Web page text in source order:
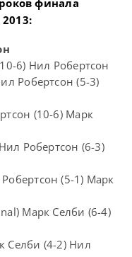
6) Нил Робертсон
Робертсон (5-3)
(10-6) Марк
Робертсон (6-3)
(5-1) Марк
Марк Селби (6-4)
Селби (4-2) Нил